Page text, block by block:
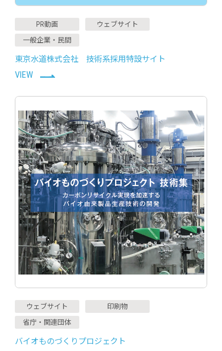
PR動画
ウェブサイト
一般企業・民間
東京水道株式会社 技術系採用特設サイト
VIEW
ウェブサイト
印刷物
省庁・関連団体
バイオものづくりプロジェクト